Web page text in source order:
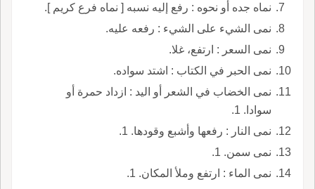
نماه جده أو نحوه : رفع إليه نسبه [ نماه فرع كريم ].
نمى الشيء على الشيء : رفعه عليه.
نمى السعر : ارتفع، غلا.
نمى الحبر في الكتاب : اشتد سواده.
نمى الخضاب في الشعر أو اليد : ازداد حمرة أو
سوادا. 1.
نمى النار : رفعها وأشبع وقودها. 1.
نمى سمن. 1.
نمى الماء : ارتفع وملأ المكان. 1.